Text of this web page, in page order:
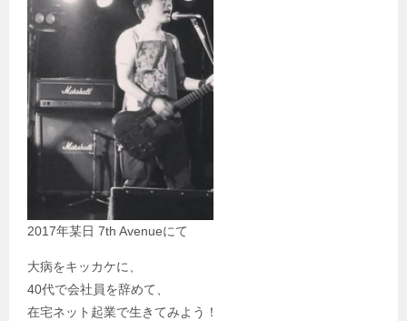
2017年某日 7th Avenueにて
大病をキッカケに、
40代で会社員を辞めて、
在宅ネット起業で生きてみよう！